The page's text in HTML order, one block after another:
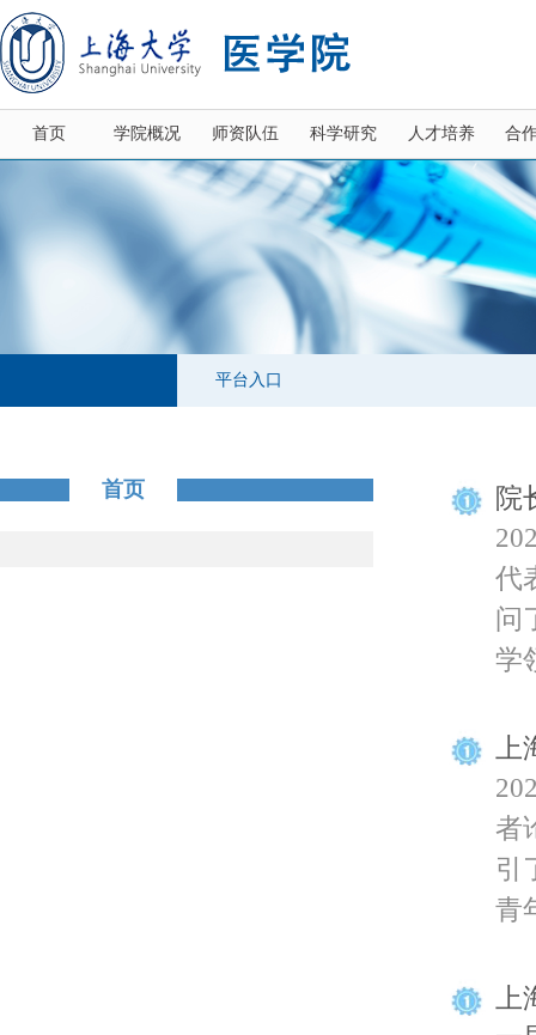
首页 学院概况 师资队伍 科学研究 人才培养 合
平台入口
首页
院
代
问
学
上
者
引
青
上